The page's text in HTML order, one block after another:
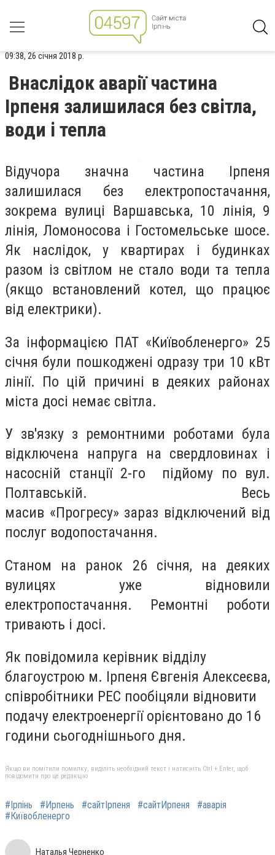
09:38, 26 січня 2018 р.
Внаслідок аварії частина
Ірпеня залишилася без світла,
води і тепла
Відучора значна частина Ірпеня
залишилася без електропостачання,
зокрема вулиці Варшавська, 10 лінія, 9
лінія, Ломоносова і Гостомельське шосе.
Як наслідок, у квартирах і будинках
разом із світлом не стало води та тепла
(якщо встановлений котел, що працює
від електрики).
За інформацією ПАТ «Київобленерго» 25
січня були пошкоджені одразу три 10 кВт
лінії. По цій причині в деяких районах
міста досі немає світла.
У зв'язку з ремонтними роботами була
відключена напруга на свердловинах і
насосній станції 2-го підйому по вул.
Полтавській. Весь
масив «Прогресу» зараз відключений від
послуг водопостачання.
Станом на ранок 26 січня, на деяких
вулицях уже відновили
електропостачання. Ремонтні роботи
тривають і досі.
Як повідомила керівник відділу
благоустрою м. Ірпеня Євгенія Алексеєва,
співробітники РЕС пообіцяли відновити
подачу електроенергії орієнтовано до 16
години сьогоднішнього дня.
Якщо ви помітили помилку, виділіть необхідний текст і натисніть Ctrl + Enter, щоб
повідомити про це редакцію
#Ірпінь #Ирпень #сайтІрпеня #сайтИрпеня
#аварія
#Київобленерго
Наталья Черненко